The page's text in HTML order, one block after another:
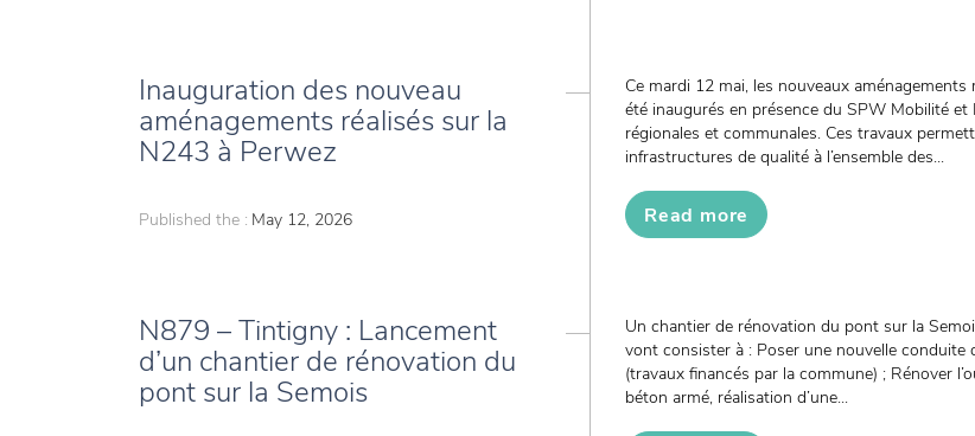
Inauguration des nouveau
aménagements réalisés sur la
N243 à Perwez
Published the : May 12, 2026
Ce mardi 12 mai, les nouveaux
été inaugurés en présence du SPW Mobilité
régionales et communales. Ces travaux
infrastructures de qualité à l’ensemble des...
Read more
N879 – Tintigny : Lancement
d’un chantier de rénovation du
pont sur la Semois
Un chantier de rénovation du pont sur la
vont consister à : Poser une nouvelle conduite
(travaux financés par la commune) ; Rénover
béton armé, réalisation d’une...